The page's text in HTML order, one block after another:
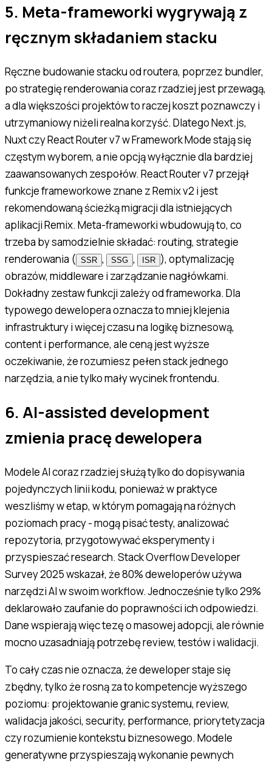
5. Meta-frameworki wygrywają z
ręcznym składaniem stacku
Ręczne budowanie stacku od routera, poprzez bundler,
po strategię renderowania coraz rzadziej jest przewagą,
a dla większości projektów to raczej koszt poznawczy i
utrzymaniowy niżeli realna korzyść. Dlatego Next.js,
Nuxt czy React Router v7 w Framework Mode stają się
częstym wyborem, a nie opcją wyłącznie dla bardziej
zaawansowanych zespołów. React Router v7 przejął
funkcje frameworkowe znane z Remix v2 i jest
rekomendowaną ścieżką migracji dla istniejących
aplikacji Remix. Meta-frameworki wbudowują to, co
trzeba by samodzielnie składać: routing, strategie
renderowania ( SSR , SSG , ISR ), optymalizację
obrazów, middleware i zarządzanie nagłówkami.
Dokładny zestaw funkcji zależy od frameworka. Dla
typowego dewelopera oznacza to mniej klejenia
infrastruktury i więcej czasu na logikę biznesową,
content i performance, ale ceną jest wyższe
oczekiwanie, że rozumiesz pełen stack jednego
narzędzia, a nie tylko mały wycinek frontendu.
6. AI-assisted development
zmienia pracę dewelopera
Modele AI coraz rzadziej służą tylko do dopisywania
pojedynczych linii kodu, ponieważ w praktyce
weszliśmy w etap, w którym pomagają na różnych
poziomach pracy - mogą pisać testy, analizować
repozytoria, przygotowywać eksperymenty i
przyspieszać research. Stack Overflow Developer
Survey 2025 wskazał, że 80% deweloperów używa
narzędzi AI w swoim workflow. Jednocześnie tylko 29%
deklarowało zaufanie do poprawności ich odpowiedzi.
Dane wspierają więc tezę o masowej adopcji, ale równie
mocno uzasadniają potrzebę review, testów i walidacji.
To cały czas nie oznacza, że deweloper staje się
zbędny, tylko że rosną za to kompetencje wyższego
poziomu: projektowanie granic systemu, review,
walidacja jakości, security, performance, priorytetyzacja
czy rozumienie kontekstu biznesowego. Modele
generatywne przyspieszają wykonanie pewnych